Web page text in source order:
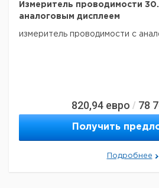
Измеритель проводимости
аналоговым дисплеем
измеритель проводимости с
820,94 евро / 78
Получить
Подробнее